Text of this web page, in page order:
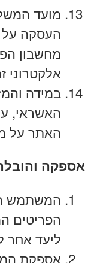
מועד
העסקה על
מחשבון
אלקטרוני
במידה
האשראי,
האתר על
אספקה
המשתמש
הפריטים
ליעד אחר
אספקת